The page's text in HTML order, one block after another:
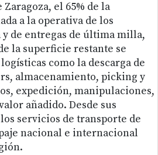
el 65% de la
a la operativa de los
de entregas de última milla,
la superficie restante se
como la descarga de
almacenamiento, picking y
expedición, manipulaciones,
añadido. Desde sus
servicios de transporte de
nacional e internacional